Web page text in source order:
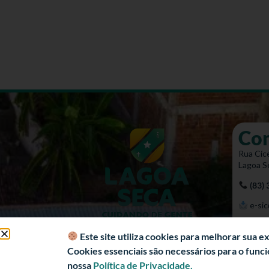
Rua
Lagoa
(83)
e-
Este site utiliza cookies para melhorar sua
Cookies essenciais são necessários para o
nossa Política de Privacidade.